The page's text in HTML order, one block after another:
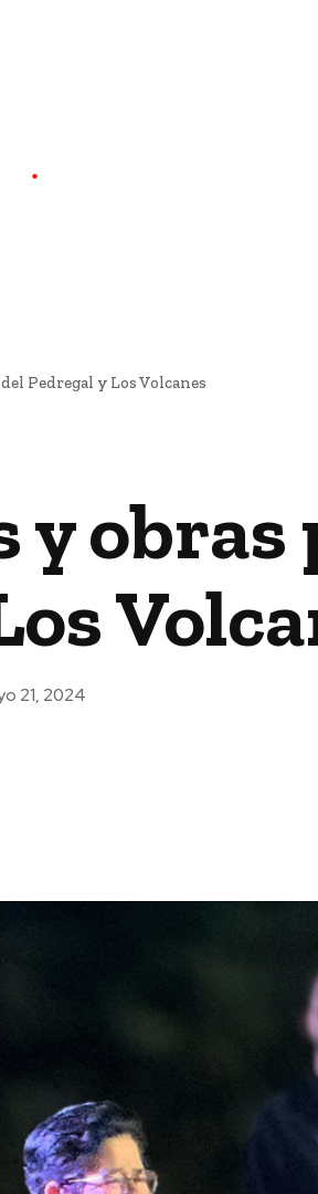
Pedregal y Los Volcanes
y obras
21, 2024